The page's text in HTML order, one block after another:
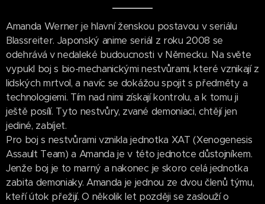
Amanda Werner je hlavní ženskou postavou v seriálu
Blassreiter. Japonský anime seriál z roku 2008 se
odehrává v nedaleké budoucnosti v Německu. Na světe
vypukl boj s bio-mechanickými nestvůrami, které vznikají z
lidských mrtvol, a navíc se dokážou spojit s předměty a
technologiemi. Tím nad nimi získají kontrolu, a k tomu ji
ještě posílí. Tyto nestvůry, zvané demoniaci, chtějí jen
jediné, zabíjet.
Pro boj s nestvůrami vznikla jednotka XAT (Xenogenesis
Assault Team) a Amanda je v této jednotce důstojníkem.
Jenže boj je to marný a nakonec je skoro celá jednotka
zabita demoniaky. Amanda je jednou ze dvou členů týmu,
kteří útok přežijí. O několik let později se zaslouží o